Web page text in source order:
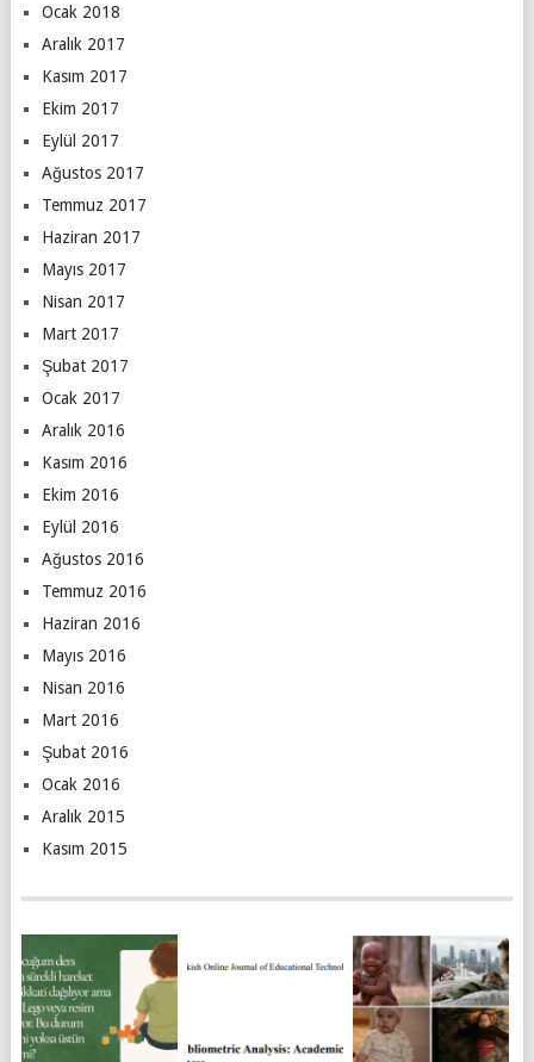
Ocak 2018
Aralık 2017
Kasım 2017
Ekim 2017
Eylül 2017
Ağustos 2017
Temmuz 2017
Haziran 2017
Mayıs 2017
Nisan 2017
Mart 2017
Şubat 2017
Ocak 2017
Aralık 2016
Kasım 2016
Ekim 2016
Eylül 2016
Ağustos 2016
Temmuz 2016
Haziran 2016
Mayıs 2016
Nisan 2016
Mart 2016
Şubat 2016
Ocak 2016
Aralık 2015
Kasım 2015